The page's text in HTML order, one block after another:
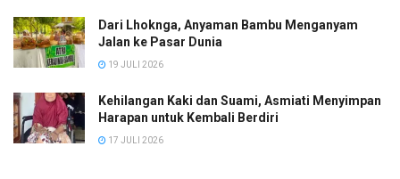
Dari Lhoknga, Anyaman Bambu Menganyam
Jalan ke Pasar Dunia
19 JULI 2026
Kehilangan Kaki dan Suami, Asmiati Menyimpan
Harapan untuk Kembali Berdiri
17 JULI 2026